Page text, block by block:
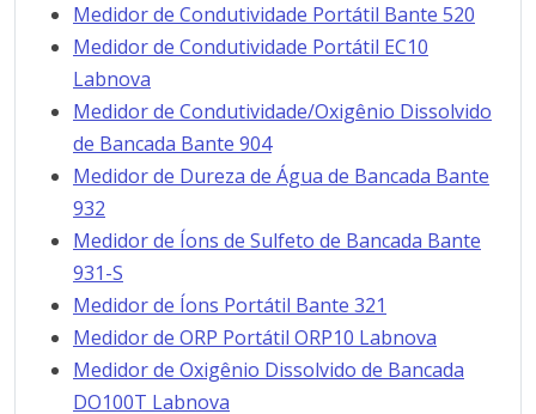
Medidor de Condutividade Portátil Bante 520
Medidor de Condutividade Portátil EC10
Labnova
Medidor de Condutividade/Oxigênio Dissolvido
de Bancada Bante 904
Medidor de Dureza de Água de Bancada Bante
932
Medidor de Íons de Sulfeto de Bancada Bante
931-S
Medidor de Íons Portátil Bante 321
Medidor de ORP Portátil ORP10 Labnova
Medidor de Oxigênio Dissolvido de Bancada
DO100T Labnova